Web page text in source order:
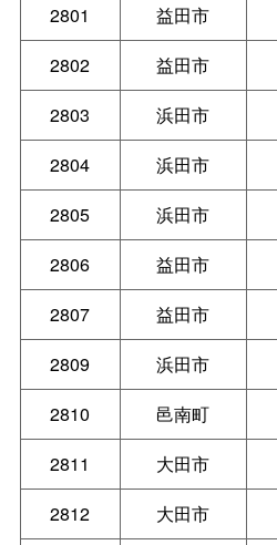
2801
益田市
2802
益田市
2803
浜田市
2804
浜田市
2805
浜田市
2806
益田市
2807
益田市
2809
浜田市
2810
邑南町
2811
大田市
2812
大田市